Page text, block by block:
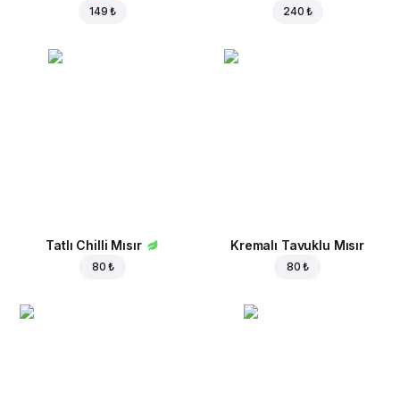
149 ₺ 240 ₺
Tatlı Chilli Mısır
80 ₺
Kremalı Tavuklu Mısır
80 ₺